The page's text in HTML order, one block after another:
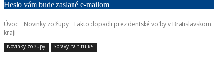
Heslo vám bude zaslané e-mailom
Úvod Novinky zo župy Takto dopadli prezidentské voľby v Bratislavskom
kraji
Novinky zo župy Správy na titulke